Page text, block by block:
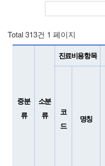
Total 313건 1 페이지
중분
류
소분
류
진료비용항목
코
드
명칭